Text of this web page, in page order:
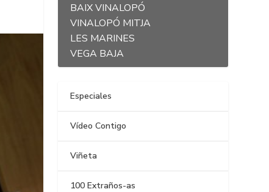
BAIX VINALOPÓ
VINALOPÓ MITJA
LES MARINES
VEGA BAJA
Especiales
Vídeo Contigo
Viñeta
100 Extraños-as